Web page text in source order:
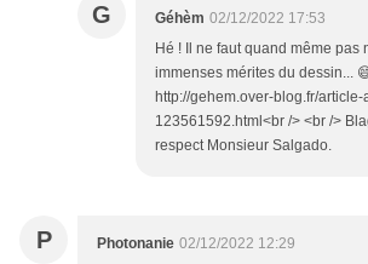
G Géhèm 02/12/2022 17:53
Hé ! Il ne faut quand même pas
immenses mérites du dessin...
http://gehem.over-blog.fr/
123561592.html<br /> <br />
respect Monsieur Salgado.
P Photonanie 02/12/2022 12:29